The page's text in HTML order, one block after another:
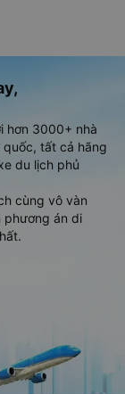
hơn 3000+ nhà
tất cả hãng
du lịch phủ
cùng vô vàn
phương án di